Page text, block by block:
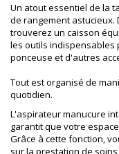
Un atout essentiel de la
de rangement astucieux.
trouverez un caisson
les outils indispensables
ponceuse et d'autres
Tout est organisé de
quotidien.
L'aspirateur manucure
garantit que votre
Grâce à cette fonction,
sur la prestation de